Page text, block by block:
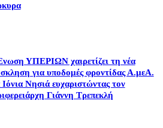
ΥΠΕΡΙΩΝ χαιρετίζει τη νέα
για υποδομές φροντίδας Α.μεΑ.
Ιόνια Νησιά ευχαριστώντας τον
Γιάννη Τρεπεκλή